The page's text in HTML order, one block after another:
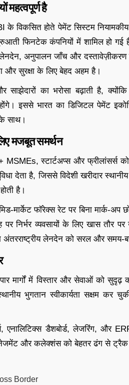
महत्वपूर्ण है
के विकसित होते पेमेंट सिस्टम
फिनटेक कंपनियों में शामिल हो गई
लेनदेन, अनुपालन जाँच और
और सुरक्षा के लिए बेहद अहम है।
साझेदारों का भरोसा बढ़ाती है,
इससे भारत का डिजिटल पेमेंट
के साथ।
मजबूत समर्थन
स्टार्टअप्स और फ्रीलांसर्स
देता है, जिससे विदेशी खरीदार
है।
फॉरेक्स रेट पर बिना मार्क-अप
व्यवसायों के लिए खास तौर पर
लेनदेन को सरल और समय-
मार्गों में विस्तार और सेवाओं को सुदृढ़
भुगतान स्वीकार्यता सक्षम कर
एनालिटिक्स डैशबोर्ड, लेजरिंग, और
और कलेक्शंस को बेहतर ढंग से
Border